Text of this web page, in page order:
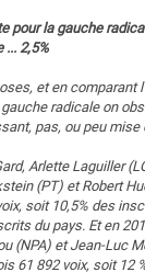
pour la gauche
... 2,5%
et en comparant
radicale on
pas, ou peu mise
Arlette Laguiller
(PT) et Robert
soit 10,5% des
du pays. Et en
(NPA) et Jean-Luc
61 892 voix, soit 12